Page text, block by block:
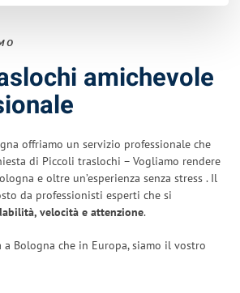
amichevole
offriamo un servizio professionale che
di Piccoli traslochi – Vogliamo rendere
e oltre un’esperienza senza stress . Il
da professionisti esperti che si
velocità e attenzione.
a Bologna che in Europa, siamo il vostro